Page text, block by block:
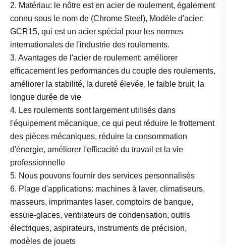
2. Matériau: le nôtre est en acier de roulement, également
connu sous le nom de (Chrome Steel), Modèle d'acier:
GCR15, qui est un acier spécial pour les normes
internationales de l'industrie des roulements.
3. Avantages de l'acier de roulement: améliorer
efficacement les performances du couple des roulements,
améliorer la stabilité, la dureté élevée, le faible bruit, la
longue durée de vie
4. Les roulements sont largement utilisés dans
l'équipement mécanique, ce qui peut réduire le frottement
des pièces mécaniques, réduire la consommation
d'énergie, améliorer l'efficacité du travail et la vie
professionnelle
5. Nous pouvons fournir des services personnalisés
6. Plage d'applications: machines à laver, climatiseurs,
masseurs, imprimantes laser, comptoirs de banque,
essuie-glaces, ventilateurs de condensation, outils
électriques, aspirateurs, instruments de précision,
modèles de jouets